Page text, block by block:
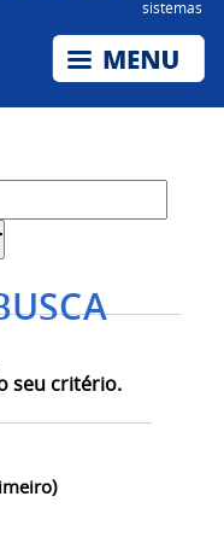
sistemas
seu critério.